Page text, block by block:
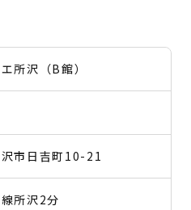
所沢（B館）
市日吉町10-21
所沢2分